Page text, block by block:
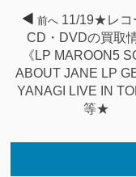
前へ 11/19★レコ
CD・DVDの買取
《LP MAROON5
ABOUT JANE LP
YANAGI LIVE IN
等★